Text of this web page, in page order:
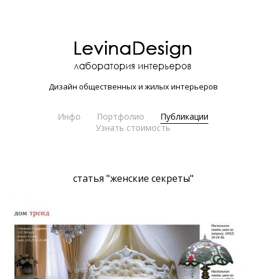
Дизайн общественных и жилых интерьеров
Инфо Портфолио
Публикации
Узнать стоимость
статья "женские секреты"